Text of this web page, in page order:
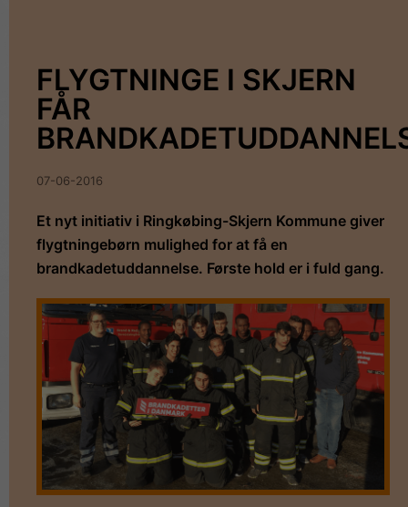
FLYGTNINGE I SKJERN
FÅR
07-06-2016
Et nyt initiativ i Ringkøbing-Skjern Kommune giver
flygtningebørn mulighed for at få en
brandkadetuddannelse. Første hold er i fuld gang.